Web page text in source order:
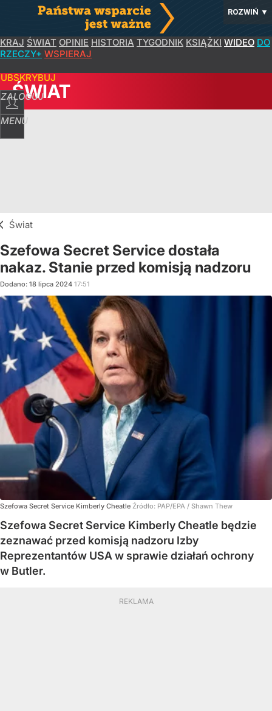
ROZWIŃ ▼
KRAJ ŚWIAT OPINIE HISTORIA TYGODNIK KSIĄŻKI WIDEO DO
RZECZY+ WSPIERAJ
ZALOGUJ
MENU
ŚWIAT
Świat
Szefowa Secret Service dostała
nakaz. Stanie przed komisją nadzoru
Dodano: 18 lipca 2024 17:51
Szefowa Secret Service Kimberly Cheatle Źródło: PAP/EPA / Shawn Thew
Szefowa Secret Service Kimberly Cheatle będzie
zeznawać przed komisją nadzoru Izby
Reprezentantów USA w sprawie działań ochrony
w Butler.